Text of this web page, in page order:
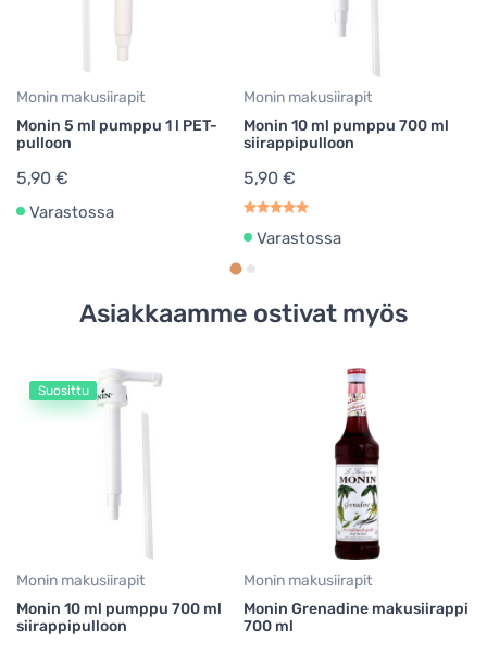
Monin makusiirapit
Monin 5 ml pumppu 1 l PET-
pulloon
5,90 €
Varastossa
Monin makusiirapit
Monin 10 ml pumppu 700 ml
siirappipulloon
5,90 €
Varastossa
Asiakkaamme ostivat myös
Suosittu
Monin makusiirapit
Monin 10 ml pumppu 700 ml
siirappipulloon
Monin makusiirapit
Monin Grenadine makusiirappi
700 ml